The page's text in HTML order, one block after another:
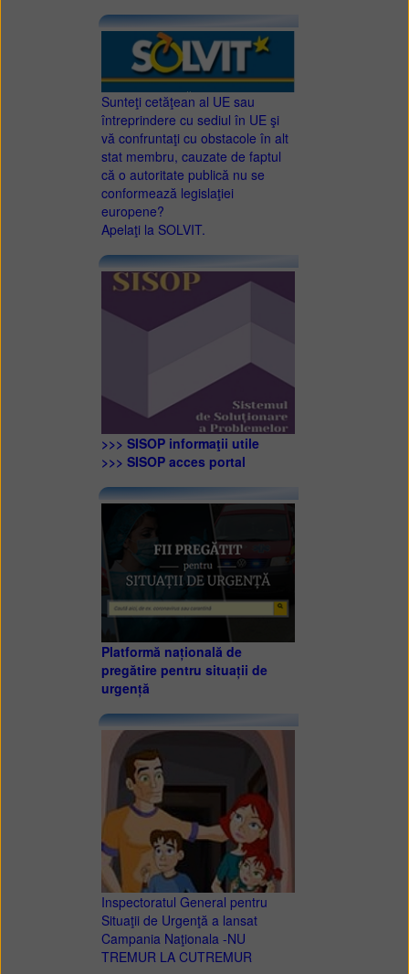
Sunteţi cetăţean al UE sau
întreprindere cu sediul în UE şi
vă confruntaţi cu obstacole în alt
stat membru, cauzate de faptul
că o autoritate publică nu se
conformează legislaţiei
europene?
Apelaţi la SOLVIT.
>>> SISOP informaţii utile
>>> SISOP acces portal
Platformă națională de
pregătire pentru situații de
urgență
Inspectoratul General pentru
Situaţii de Urgenţă a lansat
Campania Naţionala -NU
TREMUR LA CUTREMUR